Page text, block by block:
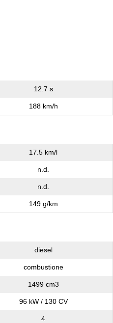
12.7 s
188 km/h
17.5 km/l
n.d.
n.d.
149 g/km
diesel
combustione
1499 cm3
96 kW / 130 CV
4